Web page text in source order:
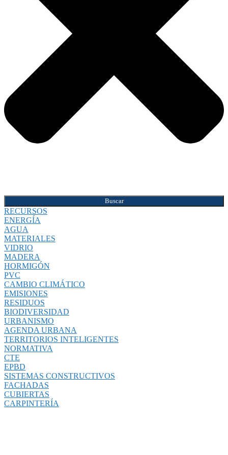
Buscar
RECURSOS
ENERGÍA
AGUA
MATERIALES
VIDRIO
MADERA
HORMIGÓN
PVC
CAMBIO CLIMÁTICO
EMISIONES
RESIDUOS
BIODIVERSIDAD
URBANISMO
AGENDA URBANA
TERRITORIOS INTELIGENTES
NORMATIVA
CTE
EPBD
SISTEMAS CONSTRUCTIVOS
FACHADAS
CUBIERTAS
CARPINTERÍA